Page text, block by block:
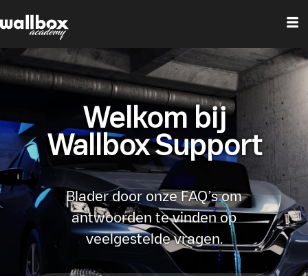
Welkom bij
Wallbox Support
Blader door onze FAQ’s om
antwoorden te vinden op
veelgestelde vragen.